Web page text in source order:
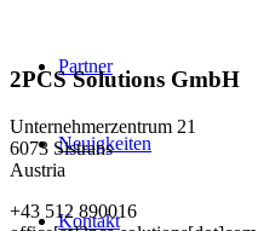
Partner
Neuigkeiten
Kontakt
2PCS Solutions GmbH
Unternehmerzentrum 21
6073 Sistrans
Austria
+43 512 890016